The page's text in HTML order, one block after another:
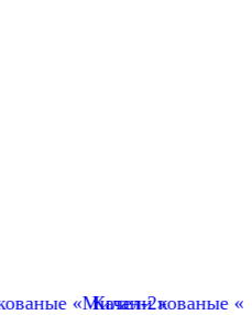
«Милан-2»
Качели кованые